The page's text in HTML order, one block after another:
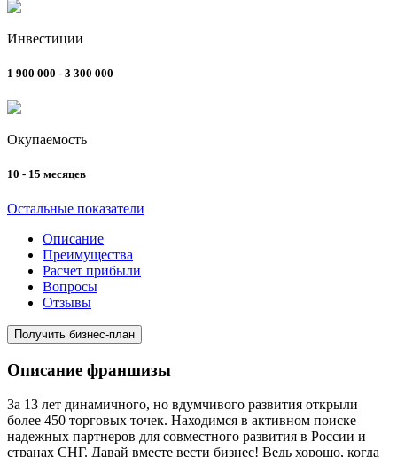
Инвестиции
1 900 000 - 3 300 000
Окупаемость
10 - 15 месяцев
Остальные показатели
Описание
Преимущества
Расчет прибыли
Вопросы
Отзывы
Получить бизнес-план
Описание франшизы
За 13 лет динамичного, но вдумчивого развития открыли
более 450 торговых точек. Находимся в активном поиске
надежных партнеров для совместного развития в России и
странах СНГ. Давай вместе вести бизнес! Ведь хорошо, когда